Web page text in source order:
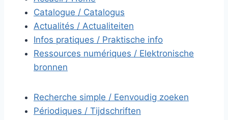
Catalogue / Catalogus
Actualités / Actualiteiten
Infos pratiques / Praktische info
Ressources numériques / Elektronische
bronnen
Recherche simple / Eenvoudig zoeken
Périodiques / Tijdschriften